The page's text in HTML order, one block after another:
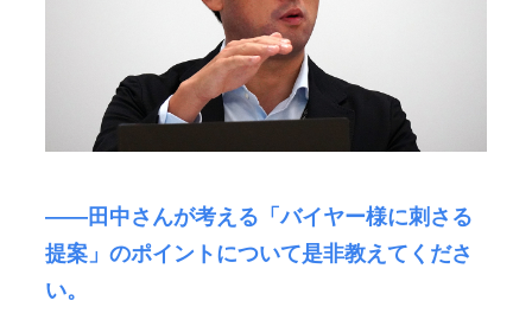
――田中さんが考える「バイヤー様に刺さる
提案」のポイントについて是非教えてくださ
い。